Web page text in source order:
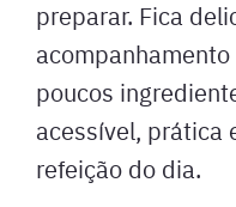
preparar. Fica
poucos
acessível, prática
refeição do dia.